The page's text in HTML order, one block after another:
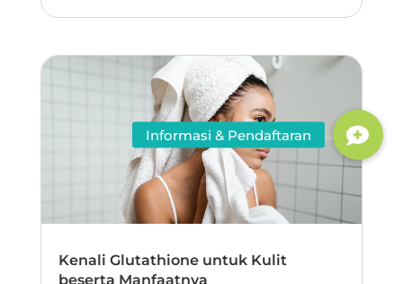
Kenali Glutathione untuk Kulit
beserta Manfaatnya